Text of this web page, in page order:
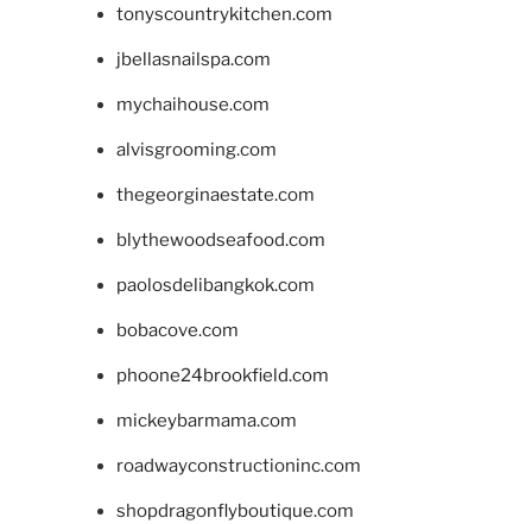
tonyscountrykitchen.com
jbellasnailspa.com
mychaihouse.com
alvisgrooming.com
thegeorginaestate.com
blythewoodseafood.com
paolosdelibangkok.com
bobacove.com
phoone24brookfield.com
mickeybarmama.com
roadwayconstructioninc.com
shopdragonflyboutique.com